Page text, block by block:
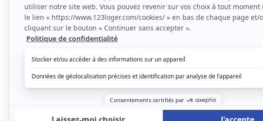
Chambre dans coloc 74m²
Montpellier, (34 000)